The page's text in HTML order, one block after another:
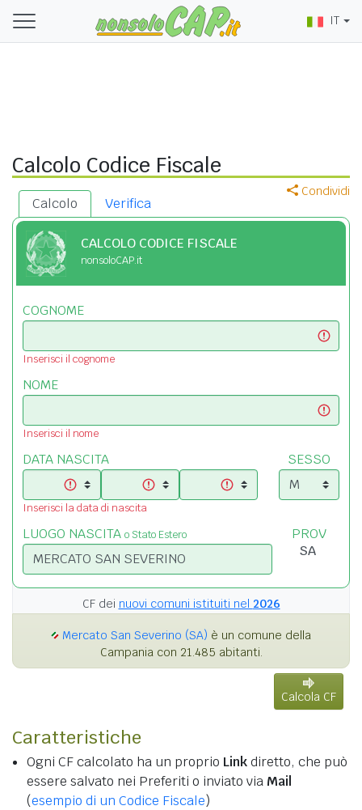
IT
Calcolo Codice Fiscale
Condividi
Calcolo Verifica
CALCOLO CODICE FISCALE
nonsoloCAP.it
COGNOME
Inserisci il cognome
NOME
Inserisci il nome
DATA NASCITA
Inserisci la data di nascita
SESSO
LUOGO NASCITA o Stato Estero PROV
CF dei nuovi comuni istituiti nel 2026
Mercato San Severino (SA) è un comune della
Campania con 21.485 abitanti.
Calcola CF
Caratteristiche
Ogni CF calcolato ha un proprio Linkdiretto, che può
essere salvato nei Preferiti o inviato via Mail
(esempio di un Codice Fiscale)